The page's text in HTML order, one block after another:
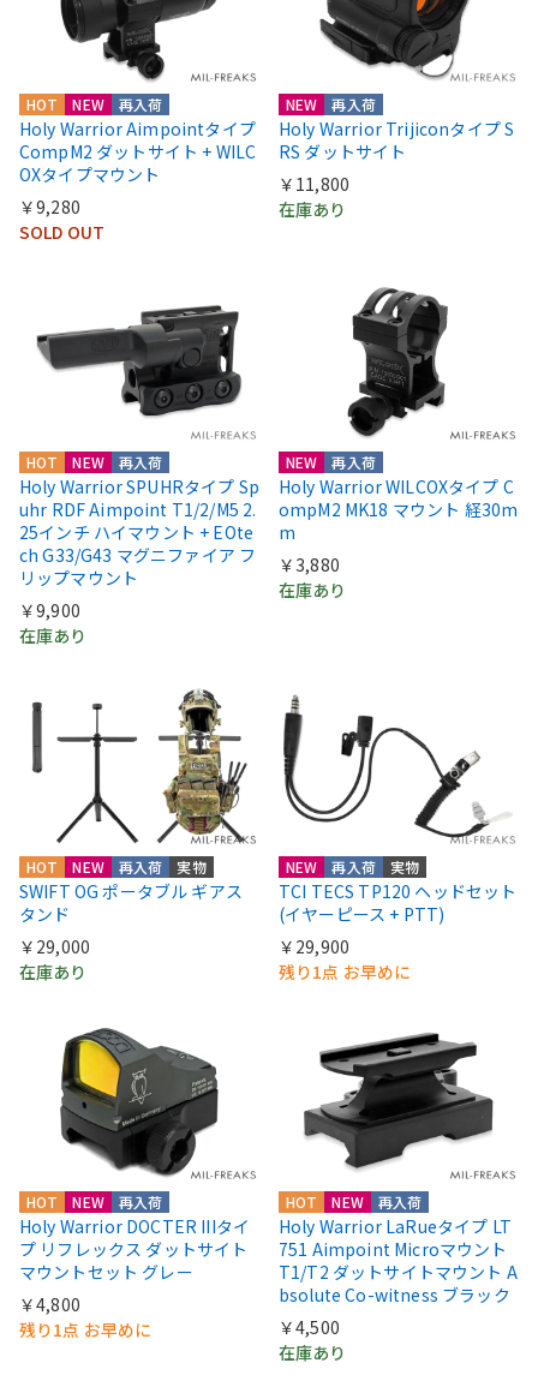
HOT NEW 再入荷
Holy Warrior Aimpointタイプ
CompM2 ダットサイト + WILC
OXタイプマウント
￥9,280
SOLD OUT
NEW 再入荷
Holy Warrior Trijiconタイプ S
RS ダットサイト
￥11,800
在庫あり
HOT NEW 再入荷
Holy Warrior SPUHRタイプ Sp
uhr RDF Aimpoint T1/2/M5 2.
25インチ ハイマウント + EOte
ch G33/G43 マグニファイア フ
リップマウント
￥9,900
在庫あり
NEW 再入荷
Holy Warrior WILCOXタイプ C
ompM2 MK18 マウント 経30m
m
￥3,880
在庫あり
HOT NEW 再入荷 実物
SWIFT OG ポータブル ギアス
タンド
￥29,000
在庫あり
NEW 再入荷 実物
TCI TECS TP120 ヘッドセット
(イヤーピース + PTT)
￥29,900
残り1点 お早めに
HOT NEW 再入荷
Holy Warrior DOCTER IIIタイ
プ リフレックス ダットサイト
マウントセット グレー
￥4,800
残り1点 お早めに
HOT NEW 再入荷
Holy Warrior LaRueタイプ LT
751 Aimpoint Microマウント
T1/T2 ダットサイトマウント A
bsolute Co-witness ブラック
￥4,500
在庫あり